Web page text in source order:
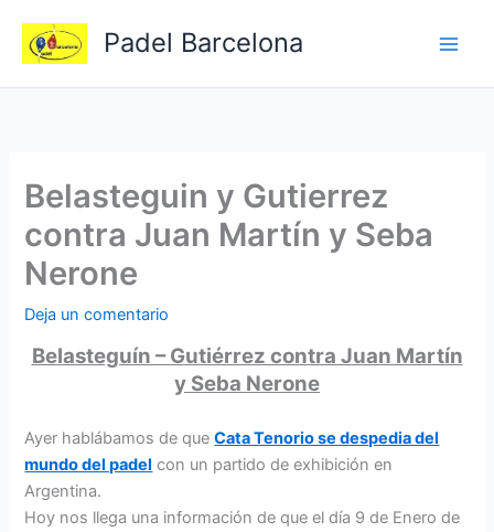
contenido
Padel Barcelona
Belasteguin y Gutierrez
contra Juan Martín y Seba
Nerone
Deja un comentario
Belasteguín – Gutiérrez contra Juan Martín
y Seba Nerone
Ayer hablábamos de queCata Tenorio se despedia del
mundo del padel con un partido de exhibición en
Argentina.
Hoy nos llega una información de que el día 9 de Enero de